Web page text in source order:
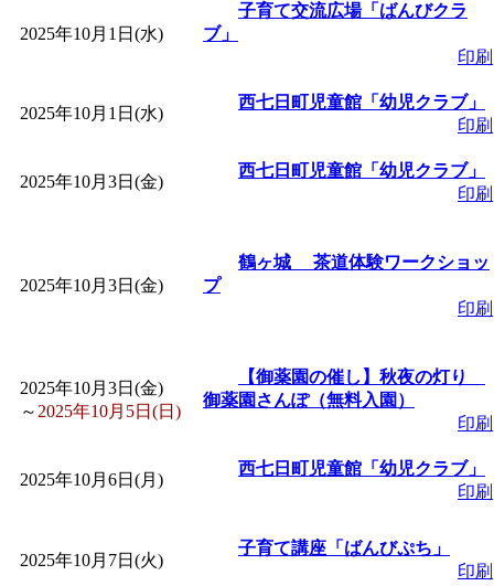
「皆鶴姫のこびる塾
」 受付期間：～
子育て講座「ばん
2026/07/10～2026/08/
子育て交流広場「
間：2026/07/13～
「子育て交流広場「
間：2026/08/10～
「赤ちゃん子育て講
付期間：2026/08/10～
2025年10月1日(水)
子育て交流広場「ばんびクラ
ブ」
印刷
2025年10月1日(水)
西七日町児童館「幼児クラブ」
印刷
2025年10月3日(金)
西七日町児童館「幼児クラブ」
印刷
2025年10月3日(金)
鶴ヶ城 茶道体験ワークショッ
プ
印刷
2025年10月3日(金)
～ 2025年10月5日(日)
【御薬園の催し】秋夜の灯り
御薬園さんぽ（無料入園）
印刷
2025年10月6日(月)
西七日町児童館「幼児クラブ」
印刷
2025年10月7日(火)
子育て講座「ばんびぷち」
印刷